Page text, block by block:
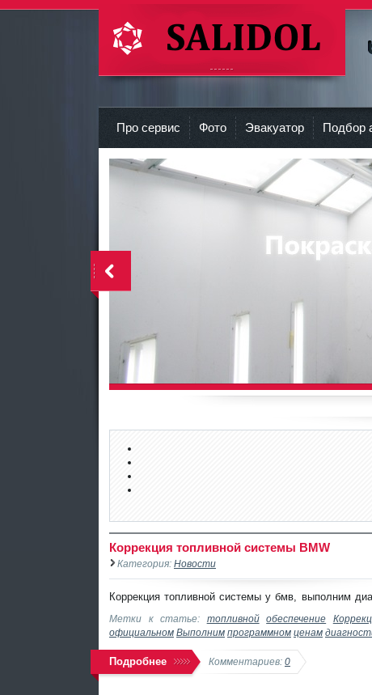
СТО Салидол | salidol в СПб и ЛО
Про сервис Фото Эвакуатор Подбор
Коррекция топливной системы BMW
Категория: Новости
Коррекция топливной системы у бмв, выполним
Метки к статье: топливной обеспечение
официальном Выполним программном ценам
Подробнее Комментариев: 0